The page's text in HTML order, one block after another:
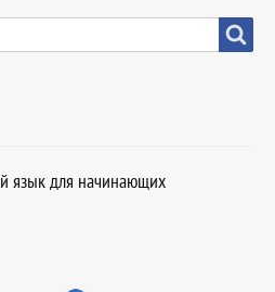
язык для начинающих